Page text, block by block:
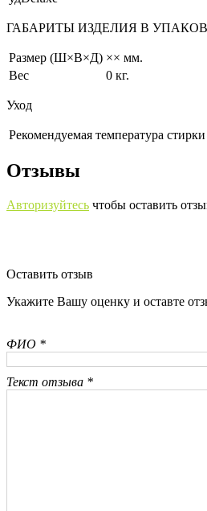
ГАБАРИТЫ ИЗДЕЛИЯ В
Размер (Ш×В×Д) ×× мм.
Вес
0 кг.
Уход
Рекомендуемая температура
Отзывы
Авторизуйтесь чтобы оставить
Оставить отзыв
Укажите Вашу оценку и оставте
ФИО *
Текст отзыва *